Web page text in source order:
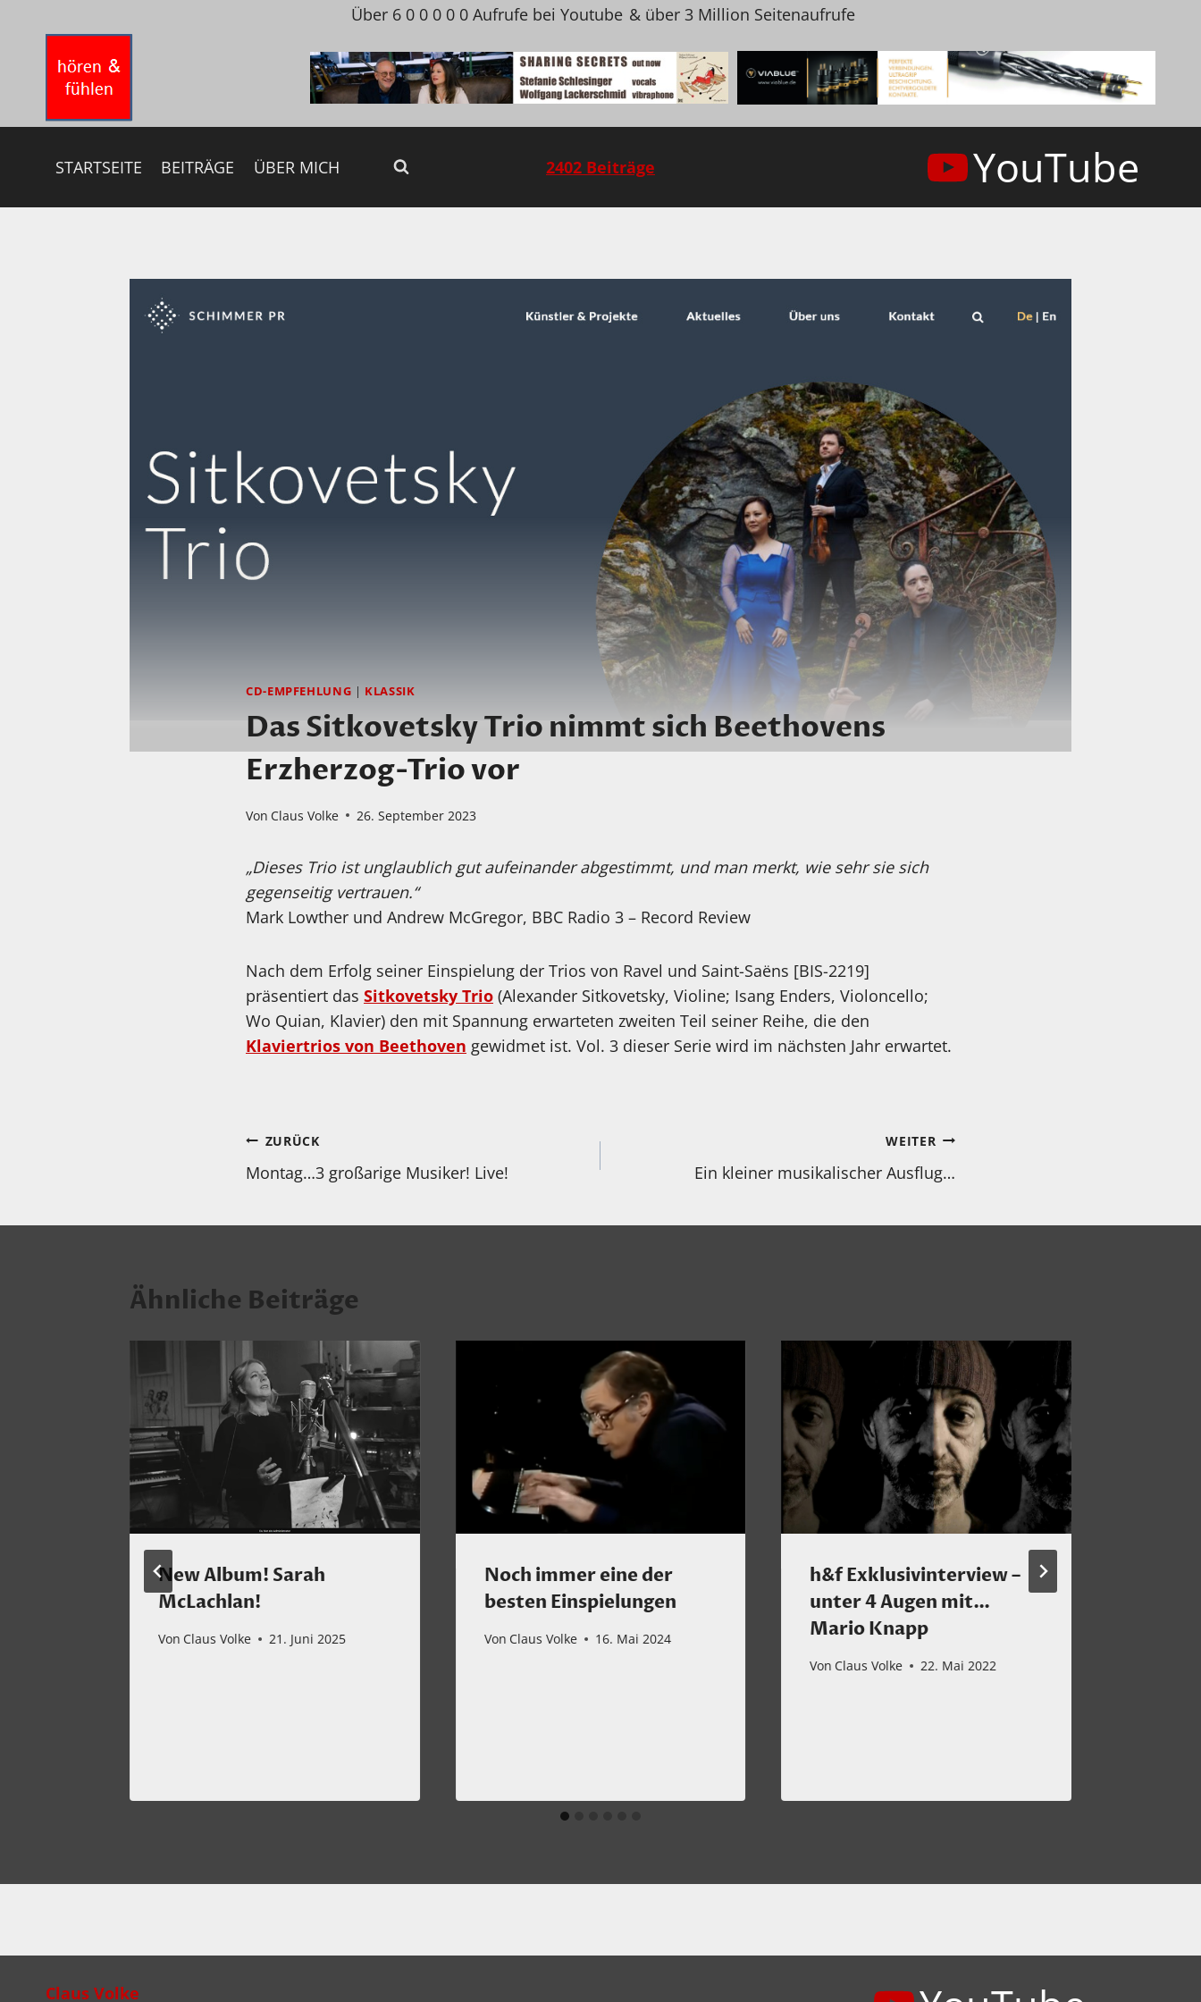
springen
Über 6 0 0 0 0 0 Aufrufe bei Youtube & über 3 Million Seitenaufrufe
STARTSEITE BEITRÄGE ÜBER MICH 2402 Beiträge YouTube
CD-EMPFEHLUNG | KLASSIK
Das Sitkovetsky Trio nimmt sich Beethovens
Erzherzog-Trio vor
Von Claus Volke 26. September 2023
„Dieses Trio ist unglaublich gut aufeinander abgestimmt, und man merkt, wie sehr sie sich
gegenseitig vertrauen.“
Mark Lowther und Andrew McGregor, BBC Radio 3 – Record Review
Nach dem Erfolg seiner Einspielung der Trios von Ravel und Saint-Saëns [BIS-2219]
präsentiert das Sitkovetsky Trio (Alexander Sitkovetsky, Violine; Isang Enders, Violoncello;
Wo Quian, Klavier) den mit Spannung erwarteten zweiten Teil seiner Reihe, die den
Klaviertrios von Beethoven gewidmet ist. Vol. 3 dieser Serie wird im nächsten Jahr erwartet.
Beitragsnavigation
ZURÜCK
Montag…3 großarige Musiker! Live!
WEITER
Ein kleiner musikalischer Ausflug…
Ähnliche Beiträge
New Album! Sarah
McLachlan!
Von Claus Volke 21. Juni 2025
Noch immer eine der
besten Einspielungen
Von Claus Volke 16. Mai 2024
h&f Exklusivinterview –
unter 4 Augen mit…
Mario Knapp
Von Claus Volke 22. Mai 2022
Claus Volke